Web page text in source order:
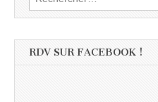
RDV SUR FACEBOOK !